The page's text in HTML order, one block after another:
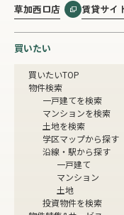
草加西口店 賃貸サイ
買いたい
買いたいTOP
物件検索
一戸建てを検索
マンションを検索
土地を検索
学区マップから探す
沿線・駅から探す
一戸建て
マンション
土地
投資物件を検索